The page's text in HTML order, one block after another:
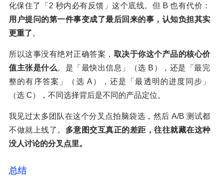
化保住了「2 秒内必有反馈」这个底线。但 B 也有代价：
用户提问的第一件事变成了最后回来的事，认知负担其实
更重了。
所以这事没有绝对正确答案， 取决于你这个产品的核心价
值主张是什么。是「最快出信息」（选 B），还是「最完
整的有序答案」（选 A），还是「最透明的进度同步」
（选 C），不同选择背后是不同的产品定位。
我见过太多团队在这个分叉点拍脑袋选，然后 A/B 测试都
不做就上线了。 多意图交互真正的差距，往往就藏在这种
没人讨论的分叉点里。
总结